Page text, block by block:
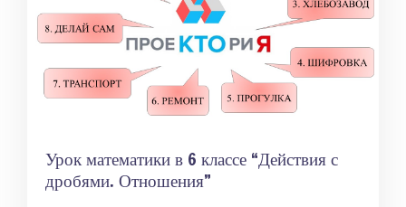
Урок математики в 6 классе “Действия с
дробями. Отношения”